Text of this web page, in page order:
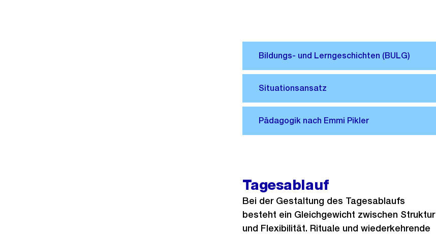
Tagesablauf
Bei der Gestaltung des Tagesablaufs
besteht ein Gleichgewicht zwischen Struktur
und Flexibilität. Rituale und wiederkehrende